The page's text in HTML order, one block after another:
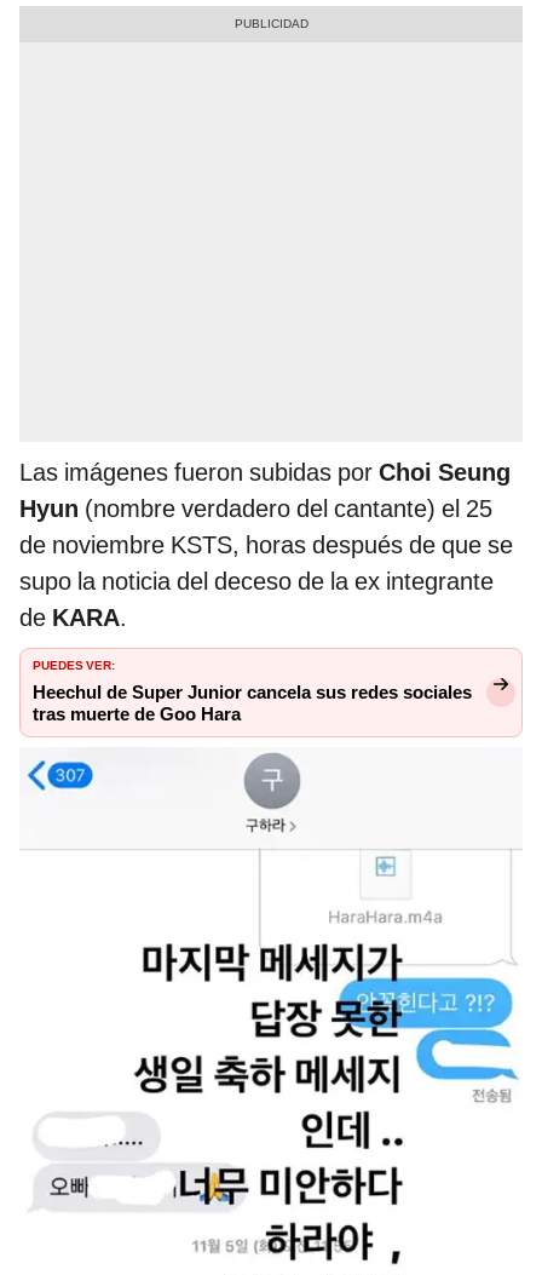
Las imágenes fueron subidas por Choi Seung
Hyun (nombre verdadero del cantante) el 25
de noviembre KSTS, horas después de que se
supo la noticia del deceso de la ex integrante
de KARA.
PUEDES VER:
Heechul de Super Junior cancela sus redes sociales
tras muerte de Goo Hara